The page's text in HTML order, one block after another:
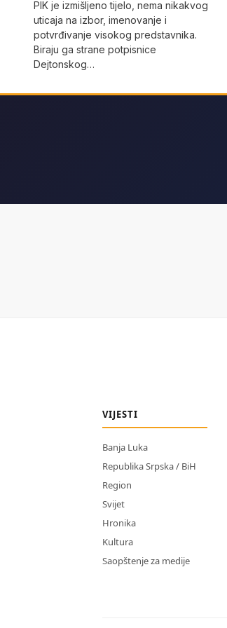
PIK je izmišljeno tijelo, nema nikakvog
uticaja na izbor, imenovanje i
potvrđivanje visokog predstavnika.
Biraju ga strane potpisnice
Dejtonskog…
VIJESTI
Banja Luka
Republika Srpska / BiH
Region
Svijet
Hronika
Kultura
Saopštenje za medije